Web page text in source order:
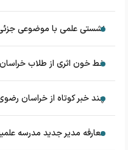
نشستی علمی با موضوعی جزئی
خط خون اثری از طلاب خراسان
چند خبر کوتاه از خراسان
معارفه مدیر جدید مدرسه